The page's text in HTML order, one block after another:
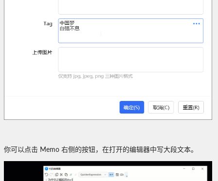
你可以点击 Memo 右侧的按钮，在打开的编辑器中写大段文本。